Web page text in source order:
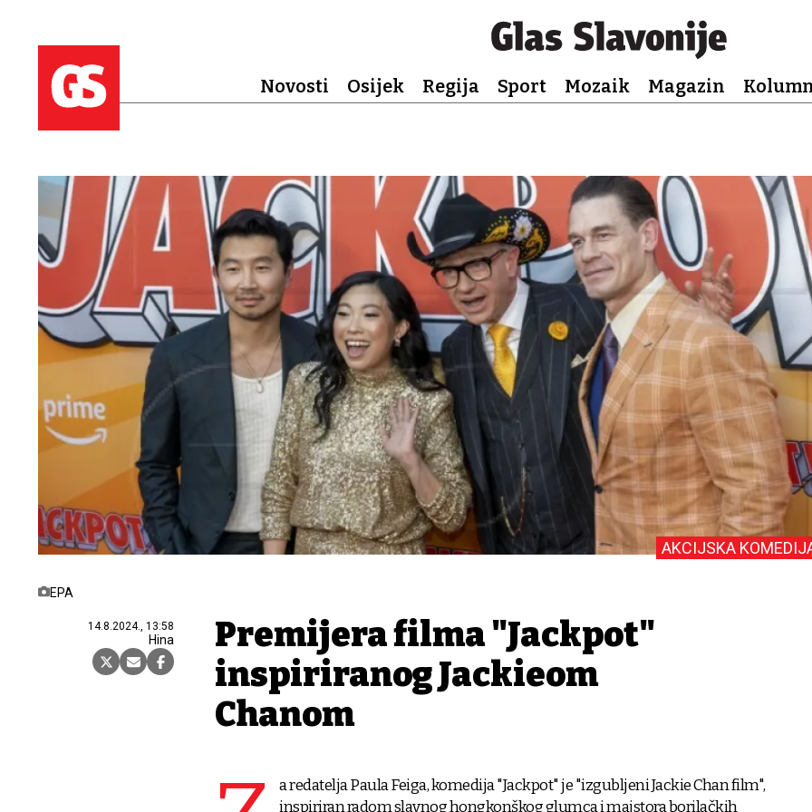
Novosti Osijek Regija Sport Mozaik Magazin
EPA
14.8.2024., 13:58
Hina
AKCIJSKA
Premijera filma "Jackpot"
inspiriranog Jackieom
Chanom
a redatelja Paula Feiga, komedija "Jackpot" je "izgubljeni Jackie Chan film",
inspiriran radom slavnog hongkonškog glumca i majstora borilačkih